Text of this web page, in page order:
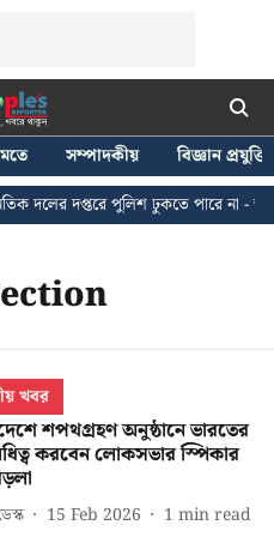
সম্পাদকীয়
বিজ্ঞান প্রযুক্তি
দলের দপ্তরে পুলিশ ঢুকতে পারে না - জন
খবর
শপথগ্রহণ অনুষ্ঠানে ভারতের
করবেন লোকসভার স্পিকার
15 Feb 2026 1 min read